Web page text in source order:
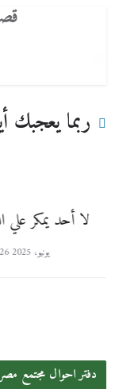
ربما يعجبك
لا أحد يمكر
26 يونيو، 2025
دفتر احوال مجتمع مصر